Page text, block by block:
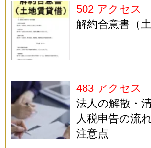
502 アクセス
解約合意書（
483 アクセス
法人の解散・
人税申告の流
注意点